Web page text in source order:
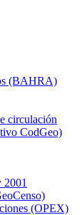
(BAHRA)
circulación
CodGeo)
2001
(OPEX)